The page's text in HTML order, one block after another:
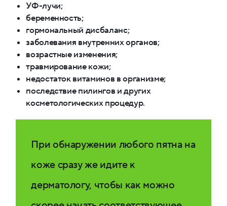
УФ-лучи;
беременность;
гормональный дисбаланс;
заболевания внутренних органов;
возрастные изменения;
травмирование кожи;
недостаток витаминов в организме;
последствие пилингов и других
косметологических процедур.
При обнаружении любого пятна на
коже сразу же идите к
дерматологу, чтобы как можно